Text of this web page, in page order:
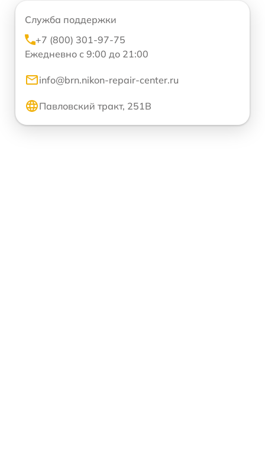
Служба поддержки
+7 (800) 301-97-75
Ежедневно с 9:00 до 21:00
info@brn.nikon-repair-center.ru
Павловский тракт, 251В